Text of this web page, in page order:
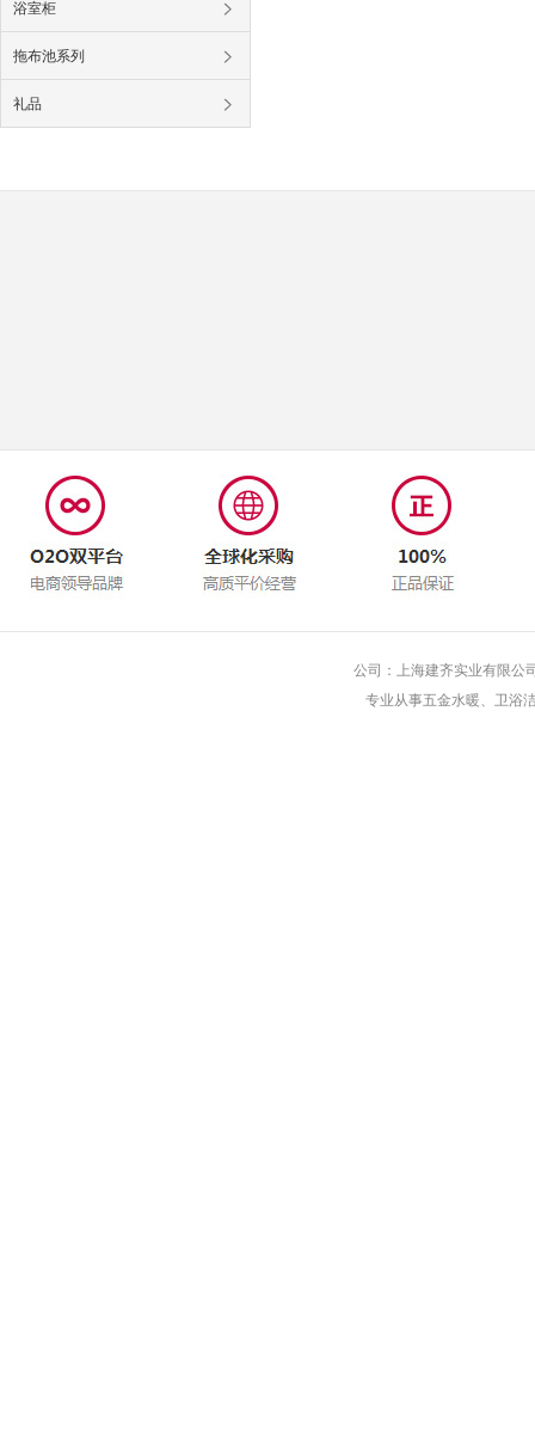
浴室柜
拖布池系列
礼品
公司：上海建齐实业有限
专业从事五金水暖、卫浴